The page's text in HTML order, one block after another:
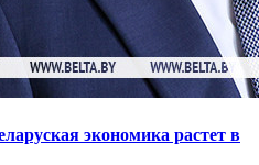
экономика растет в